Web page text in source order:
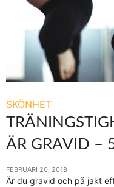
SKÖNHET
ÄR GRAVID –
FEBRUARI 20, 2018
Är du gravid och på jakt